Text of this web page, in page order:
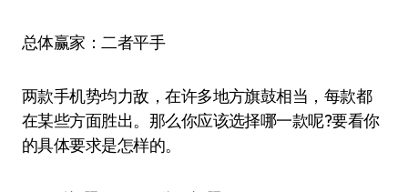
总体赢家：二者平手
两款手机势均力敌，在许多地方旗鼓相当，每款都
在某些方面胜出。那么你应该选择哪一款呢?要看你
的具体要求是怎样的。